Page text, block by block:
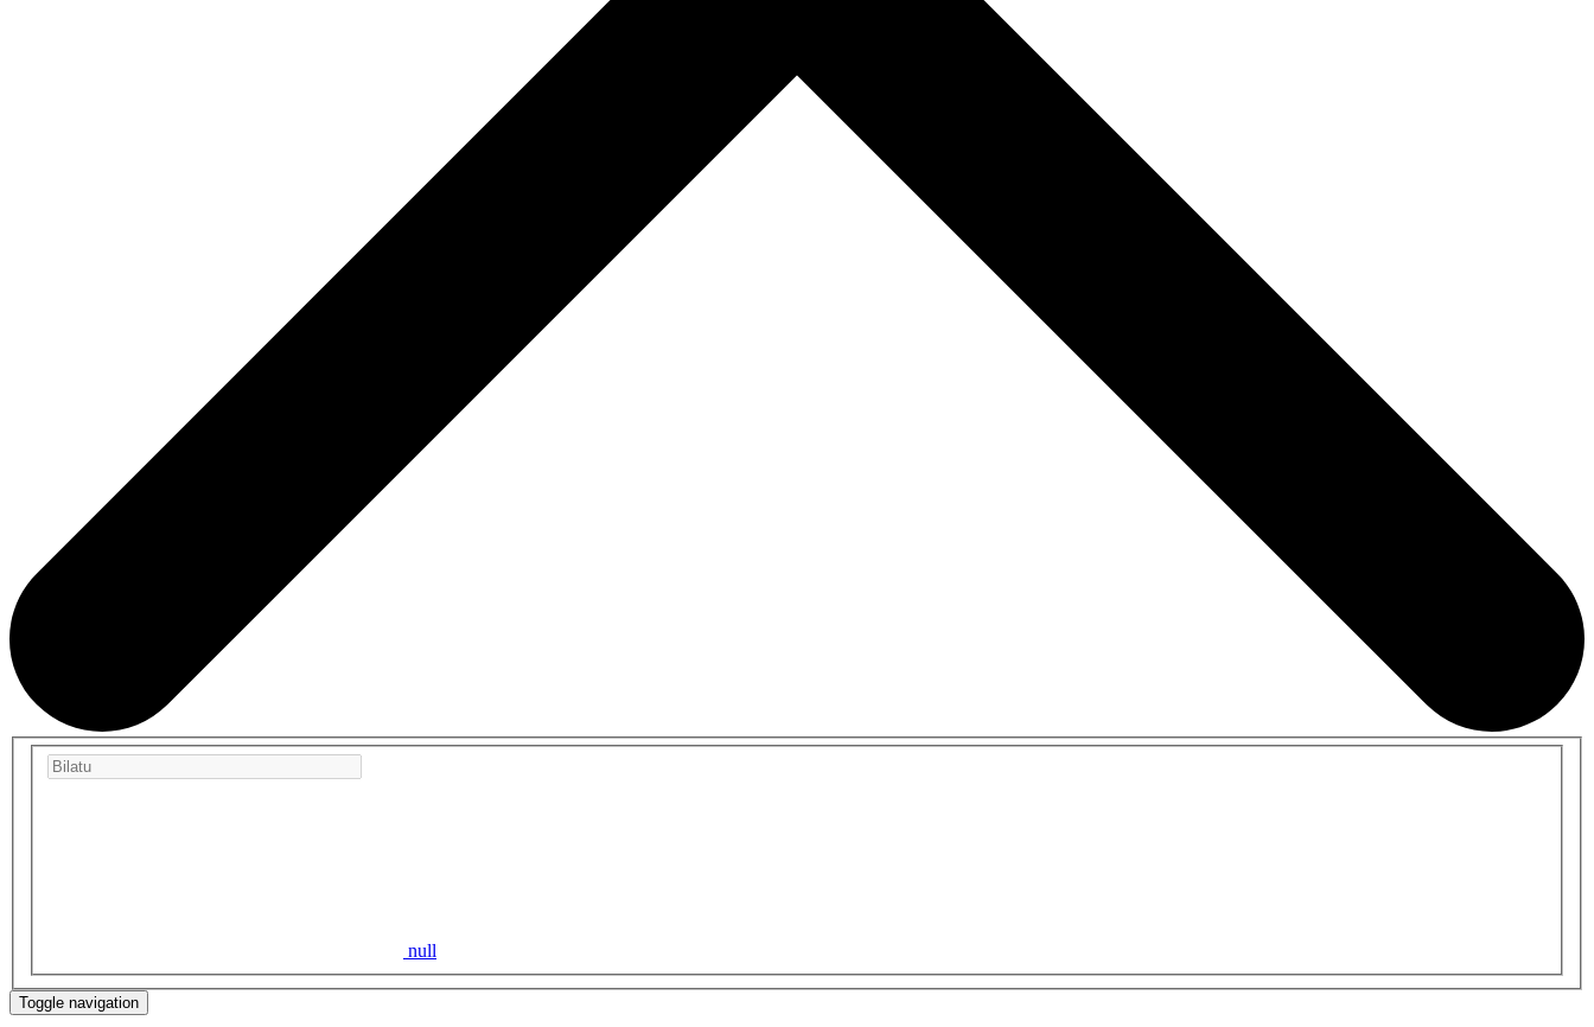
null
Toggle navigation